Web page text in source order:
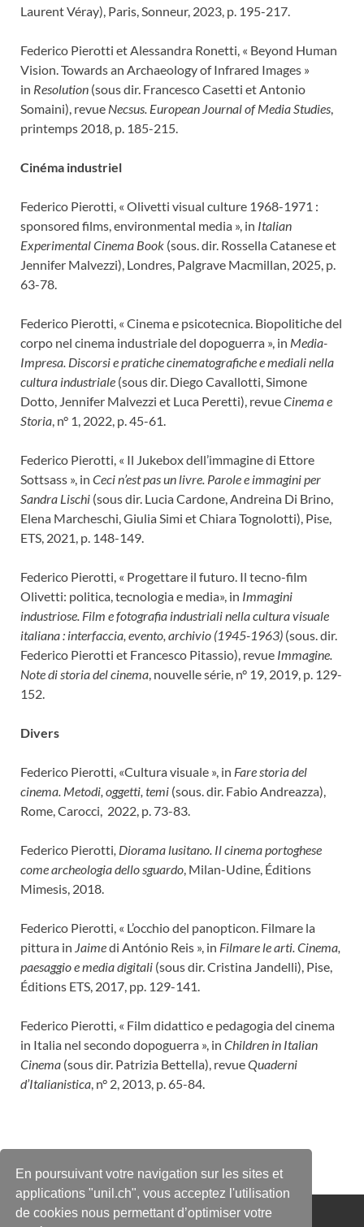
En poursuivant votre navigation sur les sites et
applications "unil.ch", vous acceptez l'utilisation
de cookies nous permettant d’optimiser votre
Laurent Véray), Paris, Sonneur, 2023, p. 195-217.
Federico Pierotti et Alessandra Ronetti, « Beyond Human
Vision. Towards an Archaeology of Infrared Images »
in Resolution (sous dir. Francesco Casetti et Antonio
Somaini), revue Necsus. European Journal of Media Studies,
printemps 2018, p. 185-215.
Cinéma industriel
Federico Pierotti, « Olivetti visual culture 1968-1971 :
sponsored films, environmental media », in Italian
Experimental Cinema Book (sous. dir. Rossella Catanese et
Jennifer Malvezzi), Londres, Palgrave Macmillan, 2025, p.
63-78.
Federico Pierotti, « Cinema e psicotecnica. Biopolitiche del
corpo nel cinema industriale del dopoguerra », in Media-
Impresa. Discorsi e pratiche cinematografiche e mediali nella
cultura industriale (sous dir. Diego Cavallotti, Simone
Dotto, Jennifer Malvezzi et Luca Peretti), revueCinema e
Storia, n° 1, 2022, p. 45-61.
Federico Pierotti, « Il Jukebox dell’immagine di Ettore
Sottsass », in Ceci n’est pas un livre. Parole e immagini per
Sandra Lischi (sous dir. Lucia Cardone, Andreina Di Brino,
Elena Marcheschi, Giulia Simi et Chiara Tognolotti), Pise,
ETS, 2021, p. 148-149.
Federico Pierotti, « Progettare il futuro. Il tecno-film
Olivetti: politica, tecnologia e media», in Immagini
industriose. Film e fotografia industriali nella cultura visuale
italiana : interfaccia, evento, archivio (1945-1963) (sous. dir.
Federico Pierotti et Francesco Pitassio), revue Immagine.
Note di storia del cinema, nouvelle série, n° 19, 2019, p. 129-
152.
Divers
Federico Pierotti, «Cultura visuale », in Fare storia del
cinema. Metodi, oggetti, temi (sous. dir. Fabio Andreazza),
Rome, Carocci, 2022, p. 73-83.
Federico Pierotti, Diorama lusitano. Il cinema portoghese
come archeologia dello sguardo, Milan-Udine, Éditions
Mimesis, 2018.
Federico Pierotti, « L’occhio del panopticon. Filmare la
pittura in Jaimedi António Reis », in Filmare le arti. Cinema,
paesaggio e media digitali (sous dir. Cristina Jandelli), Pise,
Éditions ETS, 2017, pp. 129-141.
Federico Pierotti, « Film didattico e pedagogia del cinema
in Italia nel secondo dopoguerra », in Children in Italian
Cinema (sous dir. Patrizia Bettella), revueQuaderni
d’Italianistica, n° 2, 2013, p. 65-84.